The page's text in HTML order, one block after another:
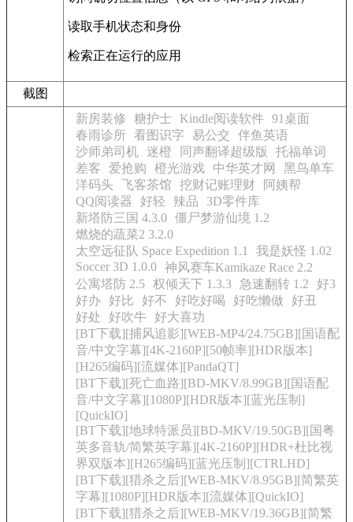
读取手机状态和身份
检索正在运行的应用
截图
新房装修 糖护士 Kindle阅读软件 91桌面
春雨诊所 看图识字 易公交
伴鱼英语
沙师弟司机 迷橙 同声翻译超级版
托福单词
差客
爱抢购 橙光游戏 中华英才网
黑鸟单车
洋码头
飞客茶馆 挖财记账理财
阿姨帮
QQ阅读器
好轻 辣品
3D零件库
新塔防三国 4.3.0 僵尸梦游仙境 1.2
燃烧的蔬菜2 3.2.0
太空远征队 Space Expedition 1.1
我是妖怪 1.02
Soccer 3D 1.0.0 神风赛车Kamikaze Race 2.2
公寓塔防 2.5 权倾天下 1.3.3 急速翻转 1.2
好3
好办 好比 好不 好吃好喝 好吃懒做
好丑
好处
好吹牛 好大喜功
[BT下载][捕风追影][WEB-MP4/24.75GB][国语配
音/中文字幕][4K-2160P][50帧率][HDR版本]
[H265编码][流媒体][PandaQT]
[BT下载][死亡血路][BD-MKV/8.99GB][国语配
音/中文字幕][1080P][HDR版本][蓝光压制]
[QuickIO]
[BT下载][地球特派员][BD-MKV/19.50GB][国粤
英多音轨/简繁英字幕][4K-2160P][HDR+杜比视
界双版本][H265编码][蓝光压制][CTRLHD]
[BT下载][猎杀之后][WEB-MKV/8.95GB][简繁英
字幕][1080P][HDR版本][流媒体][QuickIO]
[BT下载][猎杀之后][WEB-MKV/19.36GB][简繁